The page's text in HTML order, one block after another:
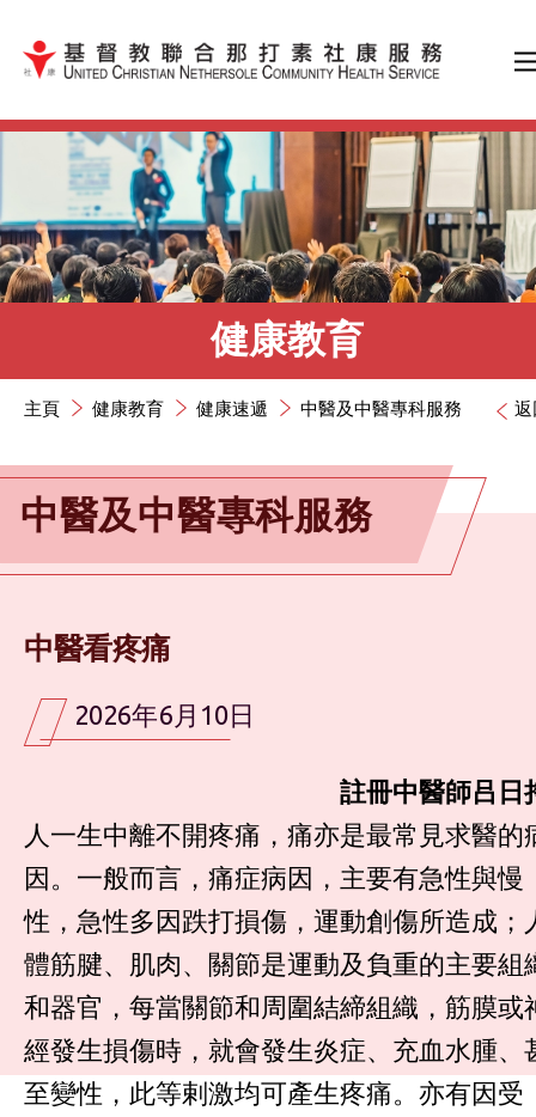
跳到內容（按輸入鍵）
健康教育
返
主頁 健康教育 健康速遞 中醫及中醫專科服務
中醫及中醫專科服務
中醫看疼痛
2026年6月10日
註冊中醫師吕日
人一生中離不開疼痛，痛亦是最常見求醫的
因。一般而言，痛症病因，主要有急性與慢
性，急性多因跌打損傷，運動創傷所造成；
體筋腱、肌肉、關節是運動及負重的主要組
和器官，每當關節和周圍結締組織，筋膜或
經發生損傷時，就會發生炎症、充血水腫、
至變性，此等剌激均可產生疼痛。亦有因受